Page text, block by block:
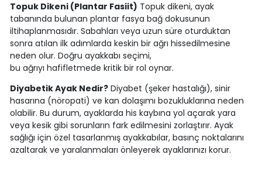
Topuk Dikeni (Plantar Fasiit) Topuk dikeni, ayak
tabanında bulunan plantar fasya bağ dokusunun
iltihaplanmasıdır. Sabahları veya uzun süre oturduktan
sonra atılan ilk adımlarda keskin bir ağrı hissedilmesine
neden olur. Doğru ayakkabı seçimi,
bu ağrıyı hafifletmede kritik bir rol oynar.
Diyabetik Ayak Nedir?Diyabet (şeker hastalığı), sinir
hasarına (nöropati) ve kan dolaşımı bozukluklarına neden
olabilir. Bu durum, ayaklarda his kaybına yol açarak yara
veya kesik gibi sorunların fark edilmesini zorlaştırır. Ayak
sağlığı için özel tasarlanmış ayakkabılar, basınç noktalarını
azaltarak ve yaralanmaları önleyerek ayaklarınızı korur.